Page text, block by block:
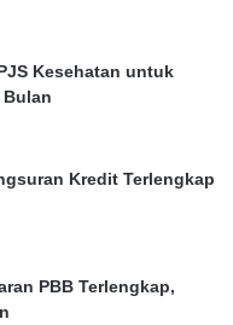
Kesehatan untuk
Bulan
Kredit Terlengkap
PBB Terlengkap,